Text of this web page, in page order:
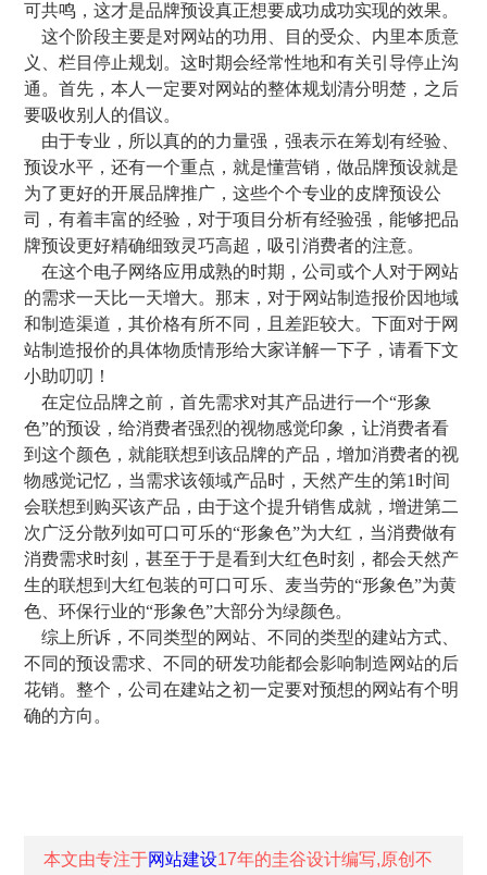
可共鸣，这才是品牌预设真正想要成功成功实现的效果。
这个阶段主要是对网站的功用、目的受众、内里本质意
义、栏目停止规划。这时期会经常性地和有关引导停止沟
通。首先，本人一定要对网站的整体规划清分明楚，之后
要吸收别人的倡议。
由于专业，所以真的的力量强，强表示在筹划有经验、
预设水平，还有一个重点，就是懂营销，做品牌预设就是
为了更好的开展品牌推广，这些个个专业的皮牌预设公
司，有着丰富的经验，对于项目分析有经验强，能够把品
牌预设更好精确细致灵巧高超，吸引消费者的注意。
在这个电子网络应用成熟的时期，公司或个人对于网站
的需求一天比一天增大。那末，对于网站制造报价因地域
和制造渠道，其价格有所不同，且差距较大。下面对于网
站制造报价的具体物质情形给大家详解一下子，请看下文
小助叨叨！
在定位品牌之前，首先需求对其产品进行一个“形象
色”的预设，给消费者强烈的视物感觉印象，让消费者看
到这个颜色，就能联想到该品牌的产品，增加消费者的视
物感觉记忆，当需求该领域产品时，天然产生的第1时间
会联想到购买该产品，由于这个提升销售成就，增进第二
次广泛分散列如可口可乐的“形象色”为大红，当消费做有
消费需求时刻，甚至于于是看到大红色时刻，都会天然产
生的联想到大红包装的可口可乐、麦当劳的“形象色”为黄
色、环保行业的“形象色”大部分为绿颜色。
综上所诉，不同类型的网站、不同的类型的建站方式、
不同的预设需求、不同的研发功能都会影响制造网站的后
花销。整个，公司在建站之初一定要对预想的网站有个明
确的方向。
本文由专注于网站建设17年的圭谷设计编写,原创不